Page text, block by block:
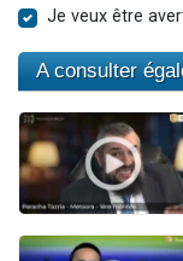
Je veux être
A consulter